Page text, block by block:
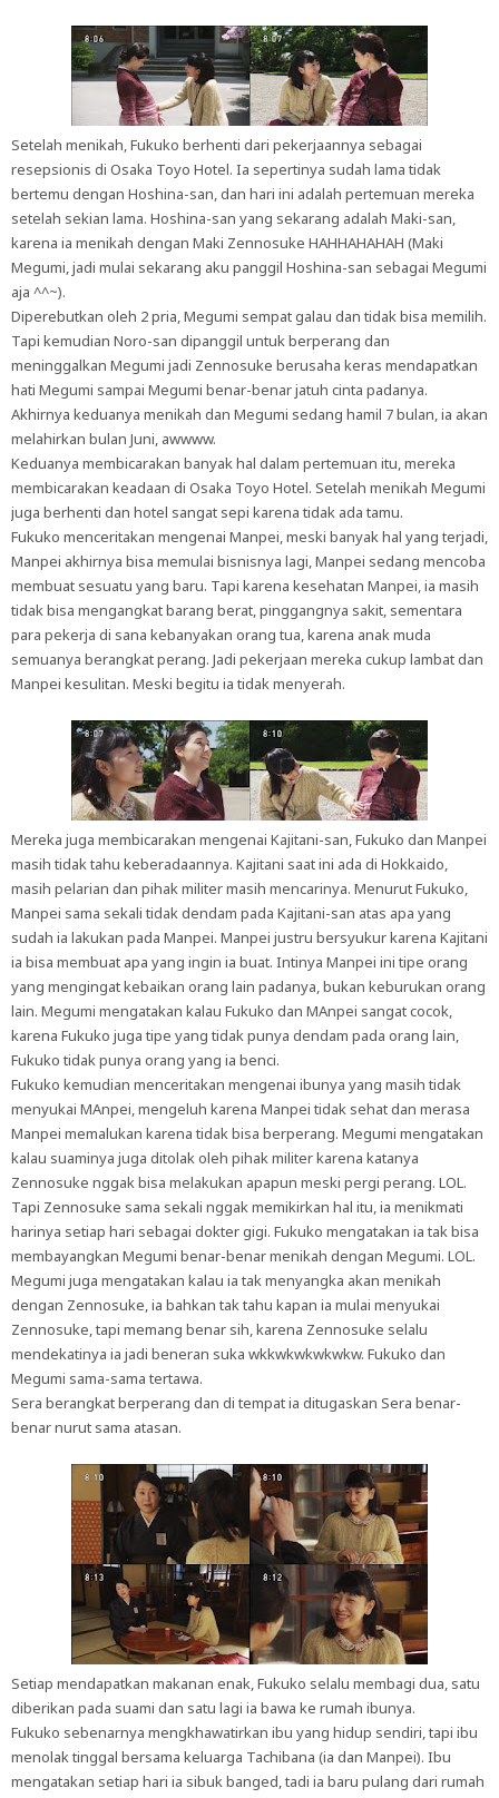
Setelah menikah, Fukuko berhenti dari pekerjaannya sebagai
resepsionis di Osaka Toyo Hotel. Ia sepertinya sudah lama tidak
bertemu dengan Hoshina-san, dan hari ini adalah pertemuan mereka
setelah sekian lama. Hoshina-san yang sekarang adalah Maki-san,
karena ia menikah dengan Maki Zennosuke HAHHAHAHAH (Maki
Megumi, jadi mulai sekarang aku panggil Hoshina-san sebagai Megumi
aja ^^~).
Diperebutkan oleh 2 pria, Megumi sempat galau dan tidak bisa memilih.
Tapi kemudian Noro-san dipanggil untuk berperang dan
meninggalkan Megumi jadi Zennosuke berusaha keras mendapatkan
hati Megumi sampai Megumi benar-benar jatuh cinta padanya.
Akhirnya keduanya menikah dan Megumi sedang hamil 7 bulan, ia akan
melahirkan bulan Juni, awwww.
Keduanya membicarakan banyak hal dalam pertemuan itu, mereka
membicarakan keadaan di Osaka Toyo Hotel. Setelah menikah Megumi
juga berhenti dan hotel sangat sepi karena tidak ada tamu.
Fukuko menceritakan mengenai Manpei, meski banyak hal yang terjadi,
Manpei akhirnya bisa memulai bisnisnya lagi, Manpei sedang mencoba
membuat sesuatu yang baru. Tapi karena kesehatan Manpei, ia masih
tidak bisa mengangkat barang berat, pinggangnya sakit, sementara
para pekerja di sana kebanyakan orang tua, karena anak muda
semuanya berangkat perang. Jadi pekerjaan mereka cukup lambat dan
Manpei kesulitan. Meski begitu ia tidak menyerah.
Mereka juga membicarakan mengenai Kajitani-san, Fukuko dan Manpei
masih tidak tahu keberadaannya. Kajitani saat ini ada di Hokkaido,
masih pelarian dan pihak militer masih mencarinya. Menurut Fukuko,
Manpei sama sekali tidak dendam pada Kajitani-san atas apa yang
sudah ia lakukan pada Manpei. Manpei justru bersyukur karena Kajitani
ia bisa membuat apa yang ingin ia buat. Intinya Manpei ini tipe orang
yang mengingat kebaikan orang lain padanya, bukan keburukan orang
lain. Megumi mengatakan kalau Fukuko dan MAnpei sangat cocok,
karena Fukuko juga tipe yang tidak punya dendam pada orang lain,
Fukuko tidak punya orang yang ia benci.
Fukuko kemudian menceritakan mengenai ibunya yang masih tidak
menyukai MAnpei, mengeluh karena Manpei tidak sehat dan merasa
Manpei memalukan karena tidak bisa berperang. Megumi mengatakan
kalau suaminya juga ditolak oleh pihak militer karena katanya
Zennosuke nggak bisa melakukan apapun meski pergi perang. LOL.
Tapi Zennosuke sama sekali nggak memikirkan hal itu, ia menikmati
harinya setiap hari sebagai dokter gigi. Fukuko mengatakan ia tak bisa
membayangkan Megumi benar-benar menikah dengan Megumi. LOL.
Megumi juga mengatakan kalau ia tak menyangka akan menikah
dengan Zennosuke, ia bahkan tak tahu kapan ia mulai menyukai
Zennosuke, tapi memang benar sih, karena Zennosuke selalu
mendekatinya ia jadi beneran suka wkkwkwkwkwkw. Fukuko dan
Megumi sama-sama tertawa.
Sera berangkat berperang dan di tempat ia ditugaskan Sera benar-
benar nurut sama atasan.
Setiap mendapatkan makanan enak, Fukuko selalu membagi dua, satu
diberikan pada suami dan satu lagi ia bawa ke rumah ibunya.
Fukuko sebenarnya mengkhawatirkan ibu yang hidup sendiri, tapi ibu
menolak tinggal bersama keluarga Tachibana (ia dan Manpei). Ibu
mengatakan setiap hari ia sibuk banged, tadi ia baru pulang dari rumah